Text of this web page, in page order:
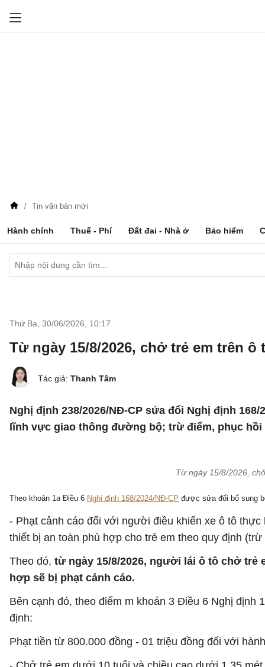
Tin văn bản mới
Hành chính Thuế - Phí Đất đai - Nhà ở Bảo hiểm
Thứ Ba, 30/06/2026 10:17
Từ ngày 15/8/2026, chở trẻ em trên
Tác giả: Thanh Tâm
Nghị định 238/2026/NĐ-CP sửa đổi Nghị định
lĩnh vực giao thông đường bộ; trừ điểm, phục hồi
Từ ngày 15/8/2026,
Theo khoản 1a Điều 6 Nghị định 168/2024/NĐ-CP được sửa đổi bổ sung
- Phạt cảnh cáo đối với người điều khiển xe ô tô
thiết bị an toàn phù hợp cho trẻ em theo quy định
Theo đó, từ ngày 15/8/2026, người lái ô tô chở trẻ
hợp sẽ bị phạt cảnh cáo.
Bên cạnh đó, theo điểm m khoản 3 Điều 6 Nghị
định:
Phạt tiền từ 800.000 đồng - 01 triệu đồng đối với